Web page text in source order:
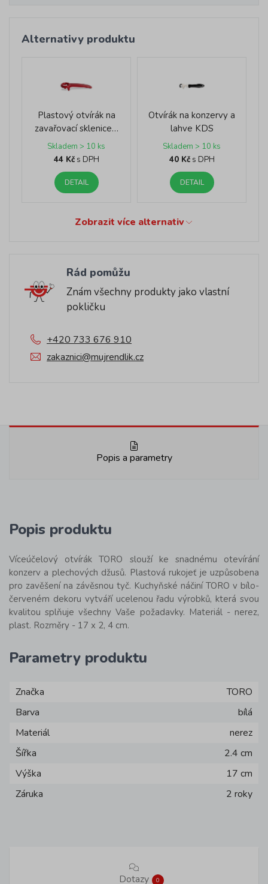
Alternativy produktu
Plastový otvírák na
zavařovací sklenice…
Skladem > 10 ks
44 Kčs DPH
DETAIL
Otvírák na konzervy a
lahve KDS
Skladem > 10 ks
40 Kčs DPH
DETAIL
Zobrazit více alternativ
Rád pomůžu
Znám všechny produkty jako vlastní
pokličku
+420 733 676 910
zakaznici@mujrendlik.cz
Popis a parametry
Popis produktu
Víceúčelový otvírák TORO slouží ke snadnému otevírání
konzerv a plechových džusů. Plastová rukojeť je uzpůsobena
pro zavěšení na závěsnou tyč. Kuchyňské náčiní TORO v bílo-
červeném dekoru vytváří ucelenou řadu výrobků, která svou
kvalitou splňuje všechny Vaše požadavky. Materiál - nerez,
plast. Rozměry - 17 x 2, 4 cm.
Parametry produktu
Značka
TORO
Barva
bílá
Materiál
nerez
Šířka
2.4 cm
Výška
17 cm
Záruka
2 roky
Dotazy 0